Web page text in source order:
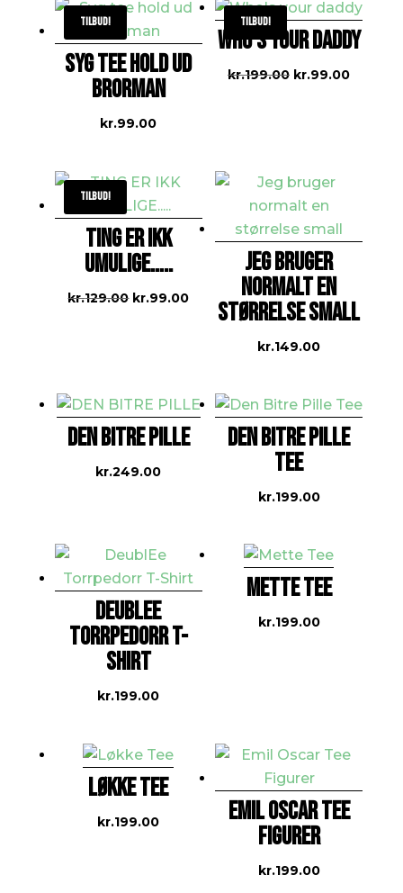
Tilbud!
SYG TEE HOLD UD
BRORMAN
kr.99.00
Tilbud!
WHO’S YOUR DADDY
kr.199.00 Den
kr.99.00Den
Tilbud!
TING ER IKK
UMULIGE…..
kr.129.00 Den
kr.99.00Den
aktuelle
kr.99.00.
JEG BRUGER
NORMALT EN
STØRRELSE SMALL
kr.149.00
DEN BITRE PILLE
kr.249.00
DEN BITRE PILLE
TEE
kr.199.00
DEUBLEE
TORRPEDORR T-
SHIRT
kr.199.00
METTE TEE
kr.199.00
LØKKE TEE
kr.199.00
EMIL OSCAR TEE
FIGURER
kr.199.00